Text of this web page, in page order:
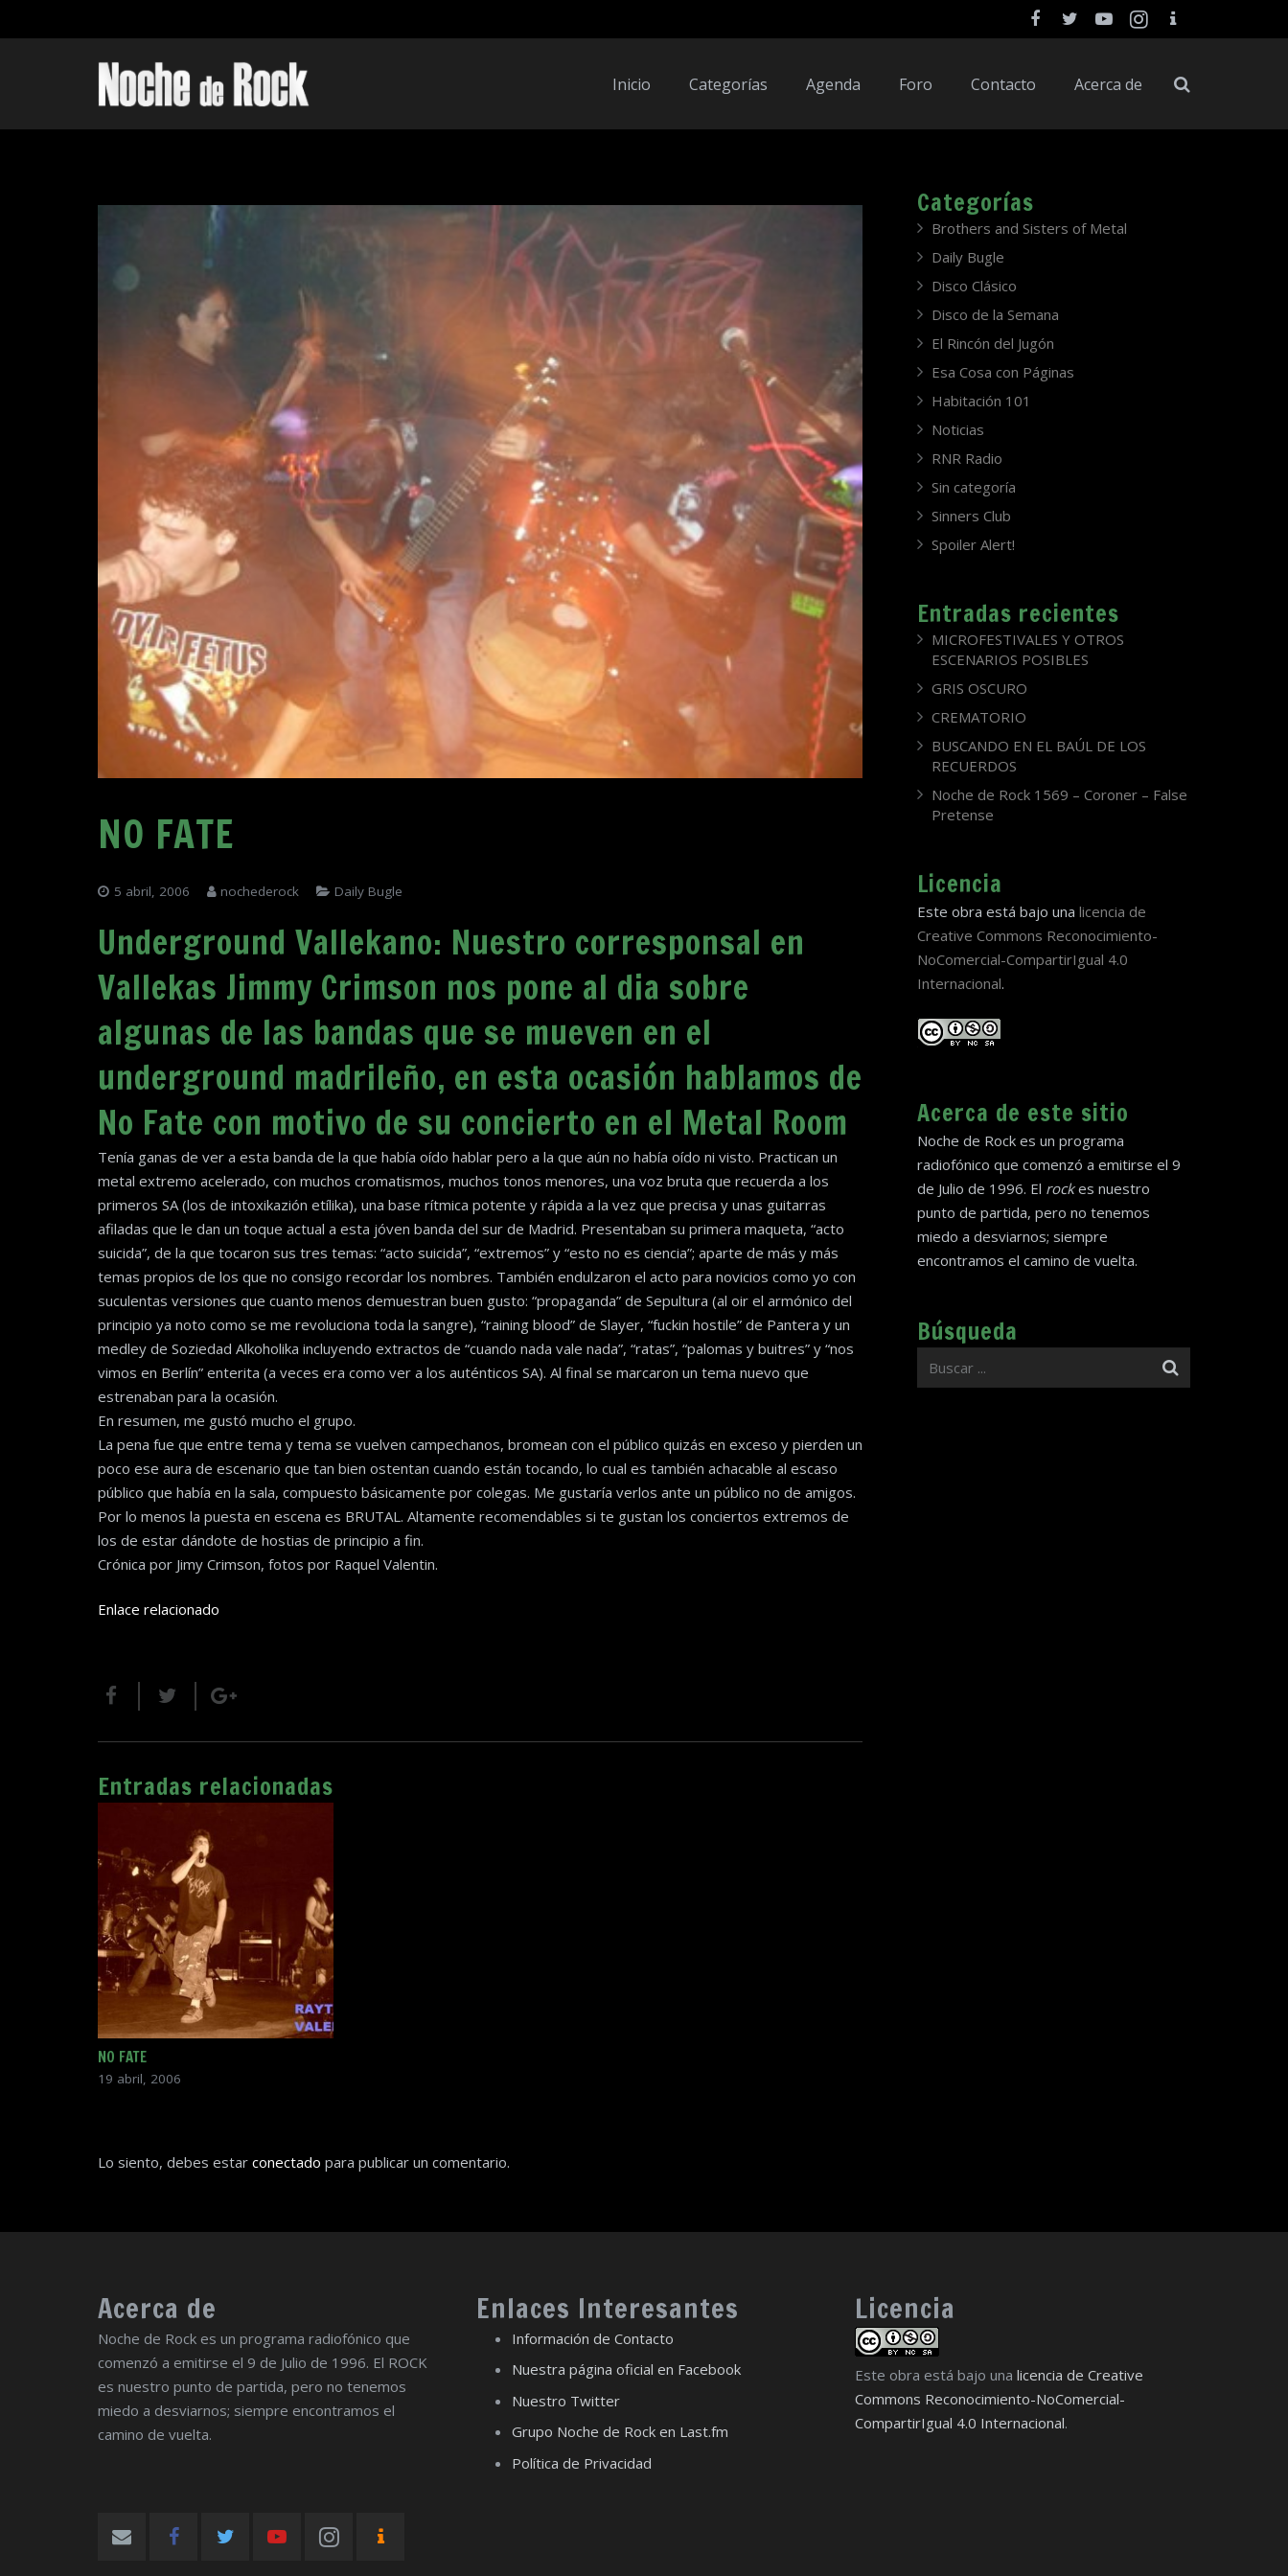
Inicio Categorías Agenda Foro Contacto Acerca de
NO FATE
5 abril, 2006 nochederock Daily Bugle
Underground Vallekano: Nuestro corresponsal en
Vallekas Jimmy Crimson nos pone al dia sobre
algunas de las bandas que se mueven en el
underground madrileño, en esta ocasión hablamos de
No Fate con motivo de su concierto en el Metal Room
Tenía ganas de ver a esta banda de la que había oído hablar pero a la que aún no había oído ni visto. Practican un
metal extremo acelerado, con muchos cromatismos, muchos tonos menores, una voz bruta que recuerda a los
primeros SA (los de intoxikazión etílika), una base rítmica potente y rápida a la vez que precisa y unas guitarras
afiladas que le dan un toque actual a esta jóven banda del sur de Madrid. Presentaban su primera maqueta, “acto
suicida”, de la que tocaron sus tres temas: “acto suicida”, “extremos” y “esto no es ciencia”; aparte de más y más
temas propios de los que no consigo recordar los nombres. También endulzaron el acto para novicios como yo con
suculentas versiones que cuanto menos demuestran buen gusto: “propaganda” de Sepultura (al oir el armónico del
principio ya noto como se me revoluciona toda la sangre), “raining blood” de Slayer, “fuckin hostile” de Pantera y un
medley de Soziedad Alkoholika incluyendo extractos de “cuando nada vale nada”, “ratas”, “palomas y buitres” y “nos
vimos en Berlín” enterita (a veces era como ver a los auténticos SA). Al final se marcaron un tema nuevo que
estrenaban para la ocasión.
En resumen, me gustó mucho el grupo.
La pena fue que entre tema y tema se vuelven campechanos, bromean con el público quizás en exceso y pierden un
poco ese aura de escenario que tan bien ostentan cuando están tocando, lo cual es también achacable al escaso
público que había en la sala, compuesto básicamente por colegas. Me gustaría verlos ante un público no de amigos.
Por lo menos la puesta en escena es BRUTAL. Altamente recomendables si te gustan los conciertos extremos de
los de estar dándote de hostias de principio a fin.
Crónica por Jimy Crimson, fotos por Raquel Valentin.
Enlace relacionado
Entradas relacionadas
NO FATE
19 abril, 2006
Lo siento, debes estar conectado para publicar un comentario.
Categorías
Brothers and Sisters of Metal
Daily Bugle
Disco Clásico
Disco de la Semana
El Rincón del Jugón
Esa Cosa con Páginas
Habitación 101
Noticias
RNR Radio
Sin categoría
Sinners Club
Spoiler Alert!
Entradas recientes
MICROFESTIVALES Y OTROS
ESCENARIOS POSIBLES
GRIS OSCURO
CREMATORIO
BUSCANDO EN EL BAÚL DE LOS
RECUERDOS
Noche de Rock 1569 – Coroner – False
Pretense
Licencia
Este obra está bajo una licencia de
Creative Commons Reconocimiento-
NoComercial-CompartirIgual 4.0
Internacional.
Acerca de este sitio
Noche de Rock es un programa
radiofónico que comenzó a emitirse el 9
de Julio de 1996. El rockes nuestro
punto de partida, pero no tenemos
miedo a desviarnos; siempre
encontramos el camino de vuelta.
Búsqueda
Acerca de
Noche de Rock es un programa radiofónico que
comenzó a emitirse el 9 de Julio de 1996. El ROCK
es nuestro punto de partida, pero no tenemos
miedo a desviarnos; siempre encontramos el
camino de vuelta.
Enlaces Interesantes
Información de Contacto
Nuestra página oficial en Facebook
Nuestro Twitter
Grupo Noche de Rock en Last.fm
Política de Privacidad
Licencia
Este obra está bajo una licencia de Creative
Commons Reconocimiento-NoComercial-
CompartirIgual 4.0 Internacional.